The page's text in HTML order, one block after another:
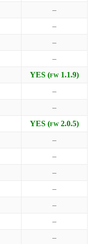
–
–
–
–
YES (fw 1.1.9)
–
–
YES (fw 2.0.5)
–
–
–
–
–
–
–